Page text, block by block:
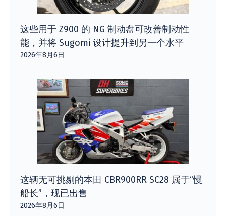
这些用于 Z900 的 NG 制动盘可改善制动性
能，并将 Sugomi 设计提升到另一个水平
2026年8月6日
这辆无可挑剔的本田 CBR900RR SC28 属于“慢
船长”，现已出售
2026年8月6日